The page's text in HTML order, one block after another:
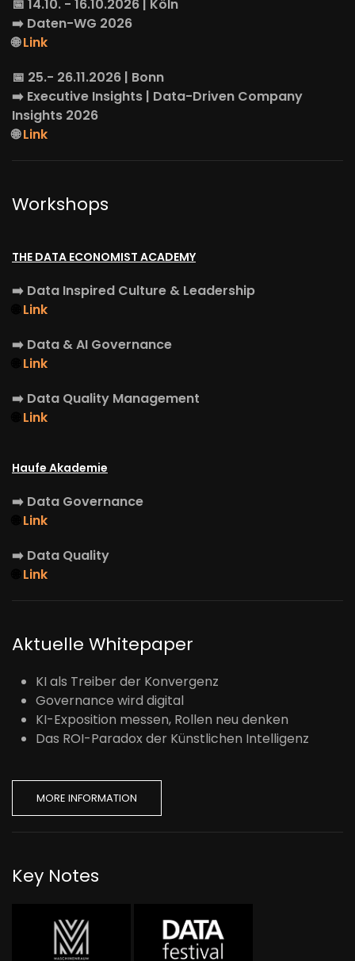
📅 14.10. - 16.10.2026 | Köln
➡️ Daten-WG 2026
🌐Link
📅 25.- 26.11.2026 | Bonn
➡️ Executive Insights | Data-Driven Company
Insights 2026
🌐Link
Workshops
THE DATA ECONOMIST ACADEMY
➡️ Data Inspired Culture & Leadership
Link
➡️ Data & AI Governance
Link
➡️ Data Quality Management
Link
Haufe Akademie
➡️ Data Governance
Link
➡️ Data Quality
Link
Aktuelle Whitepaper
KI als Treiber der Konvergenz
Governance wird digital
KI-Exposition messen, Rollen neu denken
Das ROI-Paradox der Künstlichen Intelligenz
MORE INFORMATION
Key Notes